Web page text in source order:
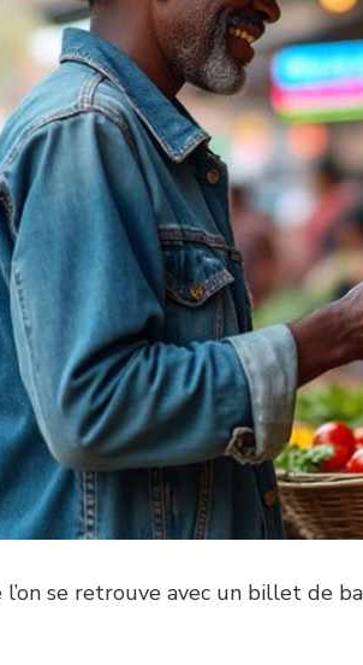
se retrouve avec un billet de